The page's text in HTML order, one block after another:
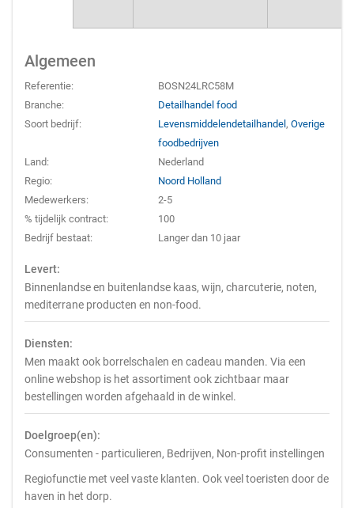
Algemeen
Referentie:
BOSN24LRC58M
Branche:
Detailhandel food
Soort bedrijf:
Levensmiddelendetailhandel,Overige
foodbedrijven
Land:
Nederland
Regio:
Noord Holland
Medewerkers:
2-5
% tijdelijk contract:
100
Bedrijf bestaat:
Langer dan 10 jaar
Levert:
Binnenlandse en buitenlandse kaas, wijn, charcuterie, noten,
mediterrane producten en non-food.
Diensten:
Men maakt ook borrelschalen en cadeau manden. Via een
online webshop is het assortiment ook zichtbaar maar
bestellingen worden afgehaald in de winkel.
Doelgroep(en):
Consumenten - particulieren, Bedrijven, Non-profit instellingen
Regiofunctie met veel vaste klanten. Ook veel toeristen door de
haven in het dorp.